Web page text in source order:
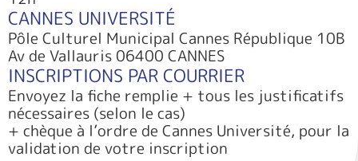
CANNES UNIVERSITÉ
Pôle Culturel Municipal Cannes République 10B
Av de Vallauris 06400 CANNES
INSCRIPTIONS PAR COURRIER
Envoyez la fiche remplie + tous les justificatifs
nécessaires (selon le cas)
+ chèque à l’ordre de Cannes Université, pour la
validation de votre inscription